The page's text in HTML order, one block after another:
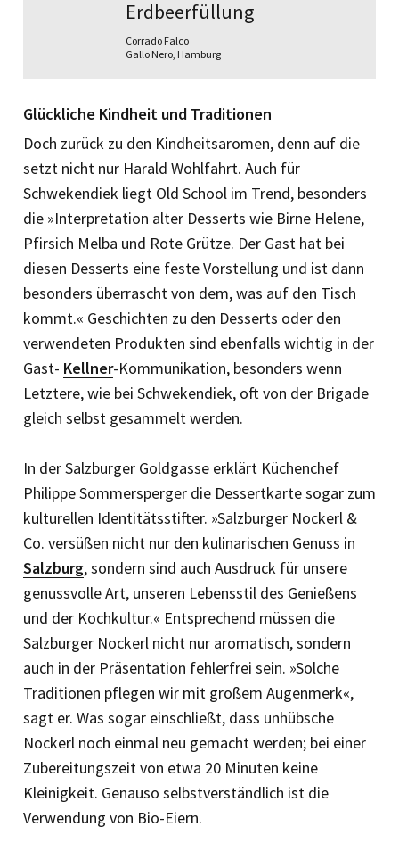
Erdbeerfüllung
Corrado Falco
Gallo Nero, Hamburg
Glückliche Kindheit und Traditionen
Doch zurück zu den Kindheitsaromen, denn auf die
setzt nicht nur Harald Wohlfahrt. Auch für
Schwekendiek liegt Old School im Trend, besonders
die »Interpretation alter Desserts wie Birne Helene,
Pfirsich Melba und Rote Grütze. Der Gast hat bei
diesen Desserts eine feste Vorstellung und ist dann
besonders überrascht von dem, was auf den Tisch
kommt.« Geschichten zu den Desserts oder den
verwendeten Produkten sind ebenfalls wichtig in der
Gast- Kellner-Kommunikation, besonders wenn
Letztere, wie bei Schwekendiek, oft von der Brigade
gleich selbst gesammelt werden.
In der Salzburger Goldgasse erklärt Küchenchef
Philippe Sommersperger die Dessertkarte sogar zum
kulturellen Identitätsstifter. »Salzburger Nockerl &
Co. versüßen nicht nur den kulinarischen Genuss in
Salzburg, sondern sind auch Ausdruck für unsere
genussvolle Art, unseren Lebensstil des Genießens
und der Kochkultur.« Entsprechend müssen die
Salzburger Nockerl nicht nur aromatisch, sondern
auch in der Präsentation fehlerfrei sein. »Solche
Traditionen pflegen wir mit großem Augenmerk«,
sagt er. Was sogar einschließt, dass unhübsche
Nockerl noch einmal neu gemacht werden; bei einer
Zubereitungszeit von etwa 20 Minuten keine
Kleinigkeit. Genauso selbstverständlich ist die
Verwendung von Bio-Eiern.